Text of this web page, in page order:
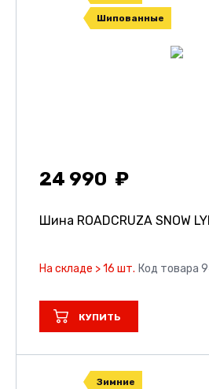
Шипованные
24 990
Шина ROADCRUZA SNOW
На складе > 16 шт. Код товара
КУПИТЬ
Зимние